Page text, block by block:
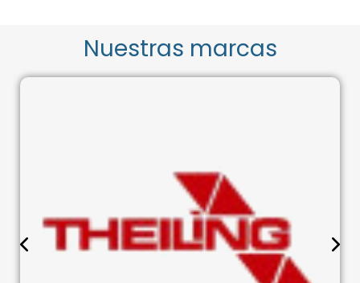
Nuestras marcas